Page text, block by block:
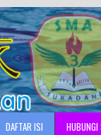
DAFTAR ISI HUBUNGI